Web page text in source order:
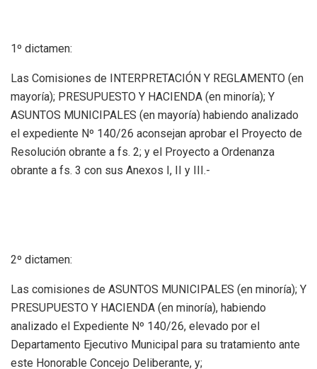
1º dictamen:
Las Comisiones de INTERPRETACIÓN Y REGLAMENTO (en
mayoría); PRESUPUESTO Y HACIENDA (en minoría); Y
ASUNTOS MUNICIPALES (en mayoría) habiendo analizado
el expediente Nº 140/26 aconsejan aprobar el Proyecto de
Resolución obrante a fs. 2; y el Proyecto a Ordenanza
obrante a fs. 3 con sus Anexos I, II y III.-
2º dictamen:
Las comisiones de ASUNTOS MUNICIPALES (en minoría); Y
PRESUPUESTO Y HACIENDA (en minoría), habiendo
analizado el Expediente Nº 140/26, elevado por el
Departamento Ejecutivo Municipal para su tratamiento ante
este Honorable Concejo Deliberante, y;